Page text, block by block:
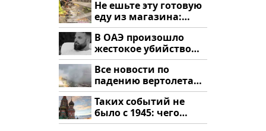
Не ешьте эту готовую
еду из магазина:
список
В ОАЭ произошло
жестокое убийство
криптомиллионера
Все новости по
падению вертолета
на Кавказе: читать
здесь
Таких событий не
было с 1945: чего
ждать всем нам?